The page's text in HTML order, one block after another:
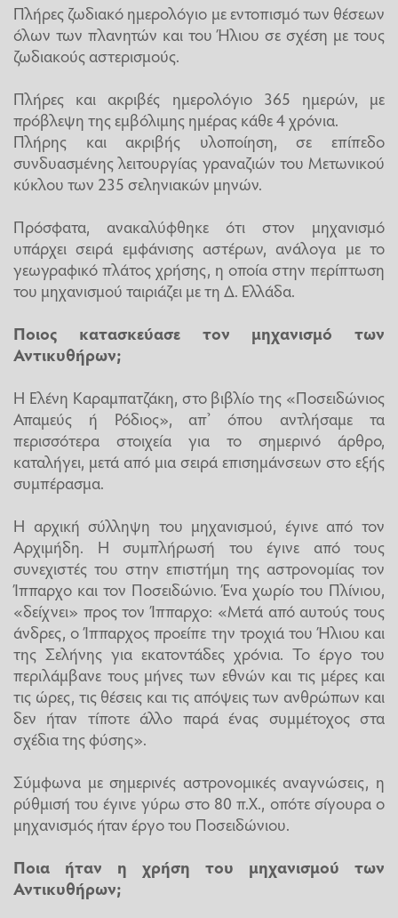
Πλήρες ζωδιακό ημερολόγιο με εντοπισμό των θέσεων
όλων των πλανητών και του Ήλιου σε σχέση με τους
ζωδιακούς αστερισμούς.
Πλήρες και ακριβές ημερολόγιο 365 ημερών, με
πρόβλεψη της εμβόλιμης ημέρας κάθε 4 χρόνια.
Πλήρης και ακριβής υλοποίηση, σε επίπεδο
συνδυασμένης λειτουργίας γραναζιών του Μετωνικού
κύκλου των 235 σεληνιακών μηνών.
Πρόσφατα, ανακαλύφθηκε ότι στον μηχανισμό
υπάρχει σειρά εμφάνισης αστέρων, ανάλογα με το
γεωγραφικό πλάτος χρήσης, η οποία στην περίπτωση
του μηχανισμού ταιριάζει με τη Δ. Ελλάδα.
Ποιος κατασκεύασε τον μηχανισμό των
Αντικυθήρων;
Η Ελένη Καραμπατζάκη, στο βιβλίο της «Ποσειδώνιος
Απαμεύς ή Ρόδιος», απ’ όπου αντλήσαμε τα
περισσότερα στοιχεία για το σημερινό άρθρο,
καταλήγει, μετά από μια σειρά επισημάνσεων στο εξής
συμπέρασμα.
Η αρχική σύλληψη του μηχανισμού, έγινε από τον
Αρχιμήδη. Η συμπλήρωσή του έγινε από τους
συνεχιστές του στην επιστήμη της αστρονομίας τον
Ίππαρχο και τον Ποσειδώνιο. Ένα χωρίο του Πλίνιου,
«δείχνει» προς τον Ίππαρχο: «Μετά από αυτούς τους
άνδρες, ο Ίππαρχος προείπε την τροχιά του Ήλιου και
της Σελήνης για εκατοντάδες χρόνια. Το έργο του
περιλάμβανε τους μήνες των εθνών και τις μέρες και
τις ώρες, τις θέσεις και τις απόψεις των ανθρώπων και
δεν ήταν τίποτε άλλο παρά ένας συμμέτοχος στα
σχέδια της φύσης».
Σύμφωνα με σημερινές αστρονομικές αναγνώσεις, η
ρύθμισή του έγινε γύρω στο 80 π.Χ., οπότε σίγουρα ο
μηχανισμός ήταν έργο του Ποσειδώνιου.
Ποια ήταν η χρήση του μηχανισμού των
Αντικυθήρων;